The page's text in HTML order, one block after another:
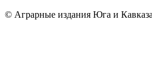
© Аграрные издания Юга и